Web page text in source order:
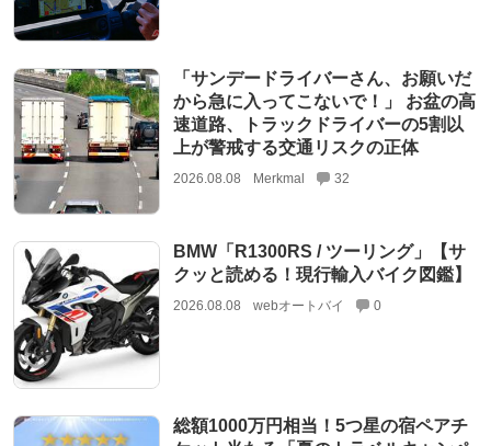
「サンデードライバーさん、お願いだ
から急に入ってこないで！」 お盆の高
速道路、トラックドライバーの5割以
上が警戒する交通リスクの正体
2026.08.08 Merkmal 32
BMW「R1300RS / ツーリング」【サ
クッと読める！現行輸入バイク図鑑】
2026.08.08 webオートバイ 0
総額1000万円相当！5つ星の宿ペアチ